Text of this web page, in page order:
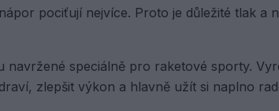
pociťují nejvíce. Proto je důležité tlak a
navržené speciálně pro raketové sporty.
zlepšit výkon a hlavně užít si naplno